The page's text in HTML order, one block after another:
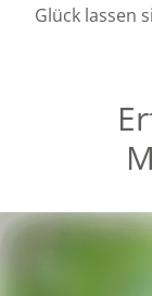
Glück lassen